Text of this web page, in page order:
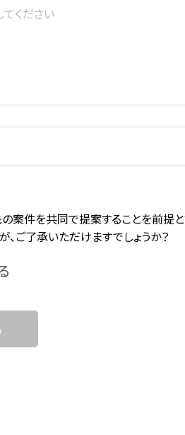
案件を共同で提案することを前提
ご了承いただけますでしょうか？